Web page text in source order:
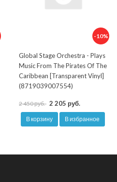
-10%
Global Stage Orchestra - Plays
Music From The Pirates Of The
Caribbean [Transparent Vinyl]
(8719039007554)
2 450 руб. 2 205 руб.
В корзину В избранное